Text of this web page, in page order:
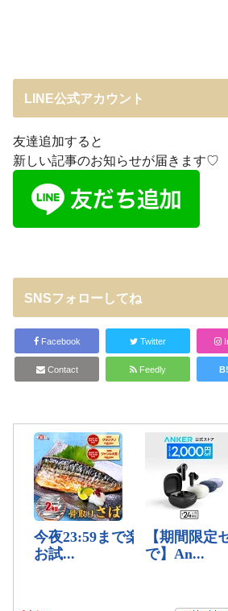
LINE公式アカウント
友達追加すると
新しい記事のお知らせが届きます♡
SNSフォローしてね
Facebook Twitter
Contact Feedly B!